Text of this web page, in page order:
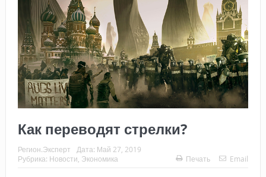
Как переводят стрелки?
Регион.Эксперт Дата: Май 27, 2019
Рубрика: Новости Экономика Печать Email